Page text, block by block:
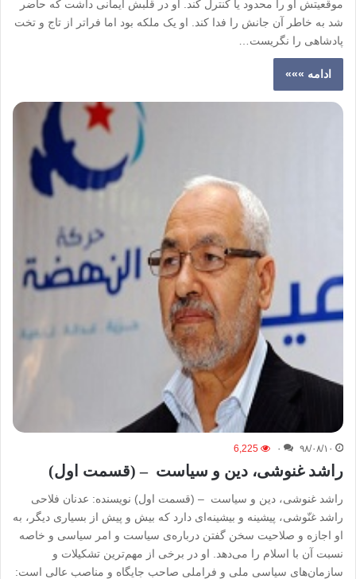
موقعیتش او را محدود یا کنترل کند. او در قلبش ایمانی داشت که حاضر
شد به خاطر آن جانش را فدا کند. او یک ملکه بود اما فراتر از تاج و تخت
پادشاهی را نگریست…
ادامه »»»
۹۸/۰۸/۱۰ ۰ 6,225
راشد غنوشی، دین و سیاست – (قسمت اول)
راشد غنوشی، دین و سیاست – (قسمت اول) نویسنده: عدنان فلاحی
راشد غنّوشی، پیشینه و بیشینه‌ای دارد که بیش و پیش از بسیاری دیگر، به
او اجازه و صلاحیت سخن گفتن درباره‌ی سیاست و امر سیاسی و خاصه
نسبت آن با اسلام را می‌دهد. او در برخی از مهم‌ترین تشکیلات و
سازمان‌های سیاسی ملی و فراملی صاحب جایگاه و مناصب عالی است: